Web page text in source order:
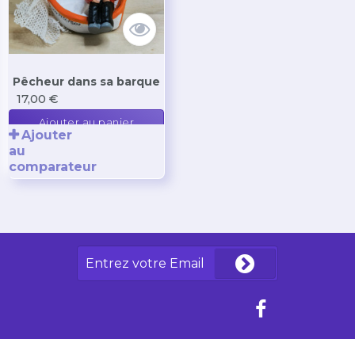
Pêcheur dans sa barque
17,00 €
Ajouter au panier
Ajouter
au
comparateur